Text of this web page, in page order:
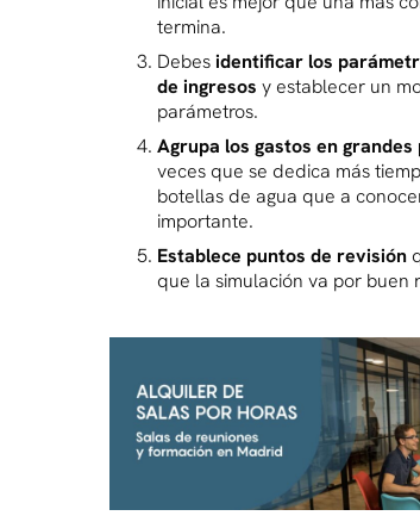
termina.
Debesidentificar los
de ingresos y establecer un
parámetros.
Agrupa los gastos en
veces que se dedica más
botellas de agua que a
importante.
Establece puntos de revisión
que la simulación va por buen